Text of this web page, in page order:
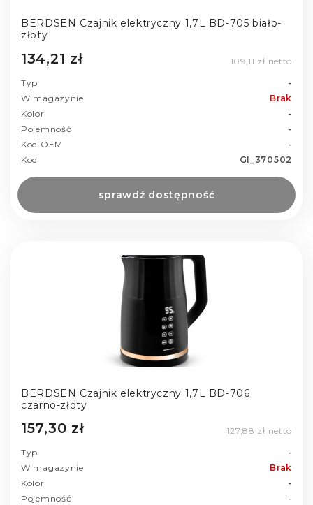
BERDSEN Czajnik elektryczny 1,7L BD-705 biało-
złoty
134,21 zł 109,11 zł netto
Typ
-
W magazynie
Brak
Kolor
-
Pojemność
-
Kod OEM
-
Kod
GI_370502
sprawdź dostępność
BERDSEN Czajnik elektryczny 1,7L BD-706
czarno-złoty
157,30 zł 127,88 zł netto
Typ
-
W magazynie
Brak
Kolor
-
Pojemność
-